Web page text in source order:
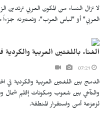
لا تزال النساء من المكون العربي
العربي" أو "لباس العرب"، وتعتبرنه
الغناء باللغتين العربية
الدمج بين اللغتين العربية والكردية
والتآخي بين شعوب ومكونات إقليم شمال
لزعزعة أمن واستقرار المنطقة.